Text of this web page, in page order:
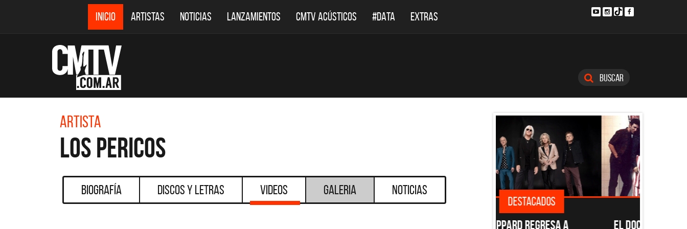
INICIO ARTISTAS NOTICIAS LANZAMIENTOS CMTV ACÚSTICOS #DATA EXTRAS
Buscar
Artista
Los Pericos
Biografía Discos y Letras Videos Galeria Noticias
DESTACADOS DESTACADOS DESTACADOS
EL DOCUMENTAL DE LOS